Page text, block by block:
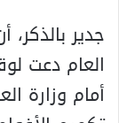
جدير بالذكر،
أمام وزارة